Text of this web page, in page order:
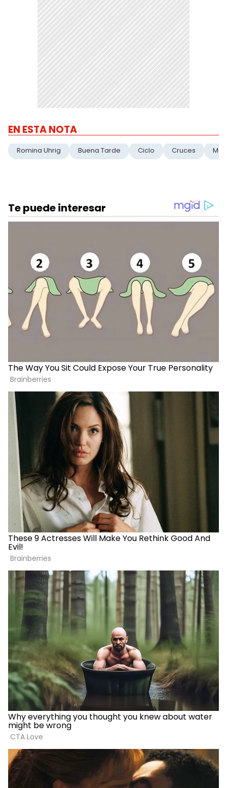
EN ESTA NOTA
Romina Uhrig Buena Tarde Ciclo Cruces